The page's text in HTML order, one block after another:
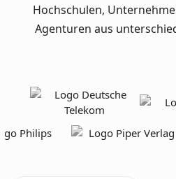
Hochschulen,
Agenturen aus